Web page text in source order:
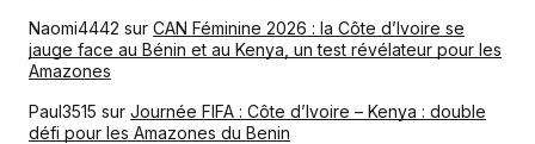
Naomi4442 sur CAN Féminine 2026 : la Côte d’Ivoire se
jauge face au Bénin et au Kenya, un test révélateur pour les
Amazones
Paul3515 sur Journée FIFA : Côte d’Ivoire – Kenya : double
défi pour les Amazones du Benin